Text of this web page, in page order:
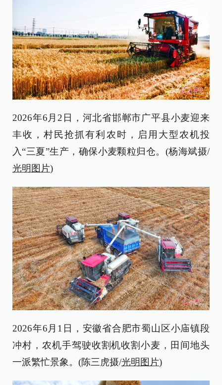
2026年6月2日，河北省邯郸市广平县小麦迎来
丰收，村民抢抓有利农时，启用大型农机投
入“三夏”生产，确保小麦颗粒归仓。(杨海斌摄/
光明图片)
2026年6月1日，安徽省合肥市蜀山区小庙镇段
冲村，农机手驾驶收割机收割小麦，田间地头
一派繁忙景象。(陈三虎摄/光明图片)